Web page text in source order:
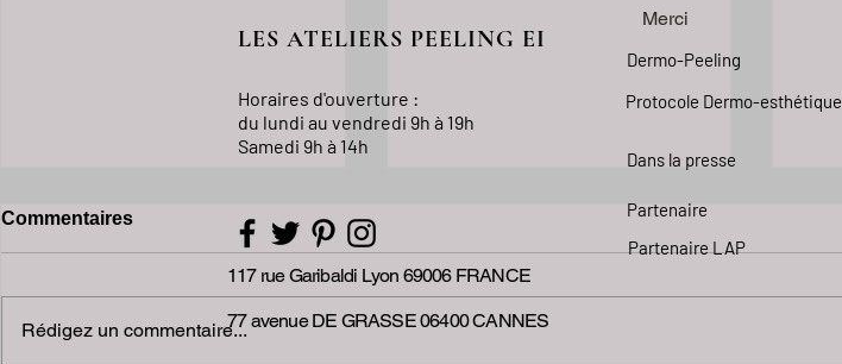
Commentaires
Rédigez un commentaire...
LES ATELIERS PEELING EI
Horaires d'ouverture :
du lundi au vendredi 9h à 19h
Samedi 9h à 14h
Merci
Dermo-Peeling
Protocole Dermo-esthétique
Dans la presse
Partenaire
Partenaire LAP
117 rue Garibaldi Lyon 69006 FRANCE
77 avenue DE GRASSE 06400 CANNES